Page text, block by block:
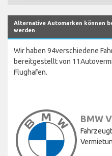
Alternative Automarken können
werden
Wir haben 94verschiedene
bereitgestellt von
Flughafen.
BMW